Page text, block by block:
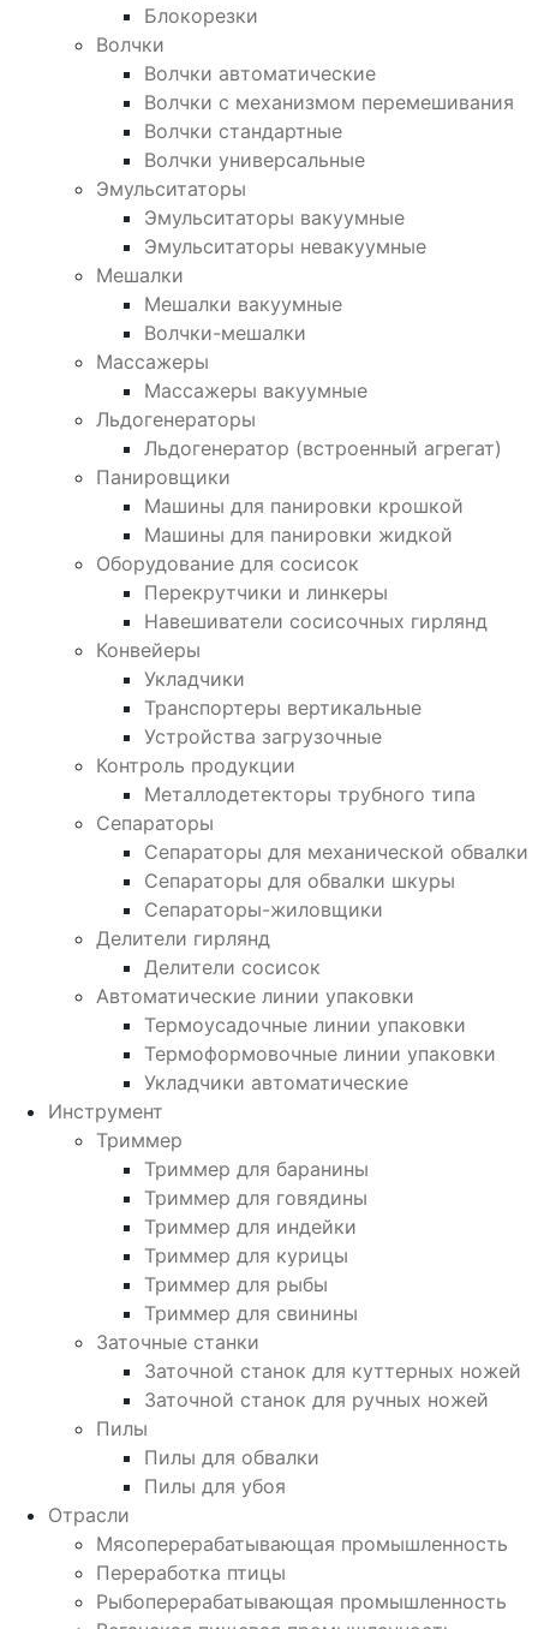
Блокорезки
Волчки
Волчки автоматические
Волчки с механизмом перемешивания
Волчки стандартные
Волчки универсальные
Эмульситаторы
Эмульситаторы вакуумные
Эмульситаторы невакуумные
Мешалки
Мешалки вакуумные
Волчки-мешалки
Массажеры
Массажеры вакуумные
Льдогенераторы
Льдогенератор (встроенный агрегат)
Панировщики
Машины для панировки крошкой
Машины для панировки жидкой
Оборудование для сосисок
Перекрутчики и линкеры
Навешиватели сосисочных гирлянд
Конвейеры
Укладчики
Транспортеры вертикальные
Устройства загрузочные
Контроль продукции
Металлодетекторы трубного типа
Сепараторы
Сепараторы для механической обвалки
Сепараторы для обвалки шкуры
Сепараторы-жиловщики
Делители гирлянд
Делители сосисок
Автоматические линии упаковки
Термоусадочные линии упаковки
Термоформовочные линии упаковки
Укладчики автоматические
Инструмент
Триммер
Триммер для баранины
Триммер для говядины
Триммер для индейки
Триммер для курицы
Триммер для рыбы
Триммер для свинины
Заточные станки
Заточной станок для куттерных ножей
Заточной станок для ручных ножей
Пилы
Пилы для обвалки
Пилы для убоя
Отрасли
Мясоперерабатывающая промышленность
Переработка птицы
Рыбоперерабатывающая промышленность